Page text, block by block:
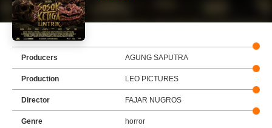
Producers AGUNG SAPUTRA
Production LEO PICTURES
Director FAJAR NUGROS
Genre horror